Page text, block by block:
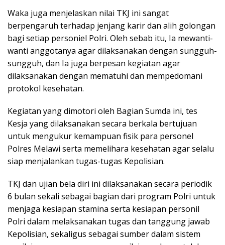
Waka juga menjelaskan nilai TKJ ini sangat
berpengaruh terhadap jenjang karir dan alih golongan
bagi setiap personiel Polri. Oleh sebab itu, Ia mewanti-
wanti anggotanya agar dilaksanakan dengan sungguh-
sungguh, dan Ia juga berpesan kegiatan agar
dilaksanakan dengan mematuhi dan mempedomani
protokol kesehatan.
Kegiatan yang dimotori oleh Bagian Sumda ini, tes
Kesja yang dilaksanakan secara berkala bertujuan
untuk mengukur kemampuan fisik para personel
Polres Melawi serta memelihara kesehatan agar selalu
siap menjalankan tugas-tugas Kepolisian.
TKJ dan ujian bela diri ini dilaksanakan secara periodik
6 bulan sekali sebagai bagian dari program Polri untuk
menjaga kesiapan stamina serta kesiapan personil
Polri dalam melaksanakan tugas dan tanggung jawab
Kepolisian, sekaligus sebagai sumber dalam sistem